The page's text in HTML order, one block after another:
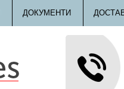
ДОКУМЕНТИ